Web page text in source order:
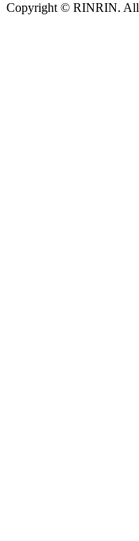
Copyright © RINRIN. All